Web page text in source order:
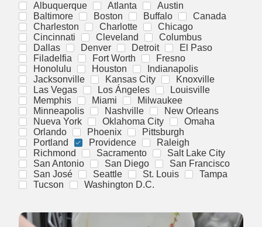
Albuquerque
Atlanta
Austin
Baltimore
Boston Buffalo
Canada
Charleston
Charlotte
Chicago
Cincinnati
Cleveland
Columbus
Dallas
Denver Detroit
El Paso
Filadelfia
Fort Worth
Fresno
Honolulu
Houston
Indianapolis
Jacksonville
Kansas City
Knoxville
Las Vegas
Los Ángeles
Louisville
Memphis
Miami
Milwaukee
Minneapolis
Nashville
New Orleans
Nueva York
Oklahoma City
Omaha
Orlando
Phoenix
Pittsburgh
Portland
Providence
Raleigh
Richmond
Sacramento
Salt Lake City
San Antonio
San Diego
San Francisco
San José
Seattle St. Louis
Tampa
Tucson
Washington D.C.